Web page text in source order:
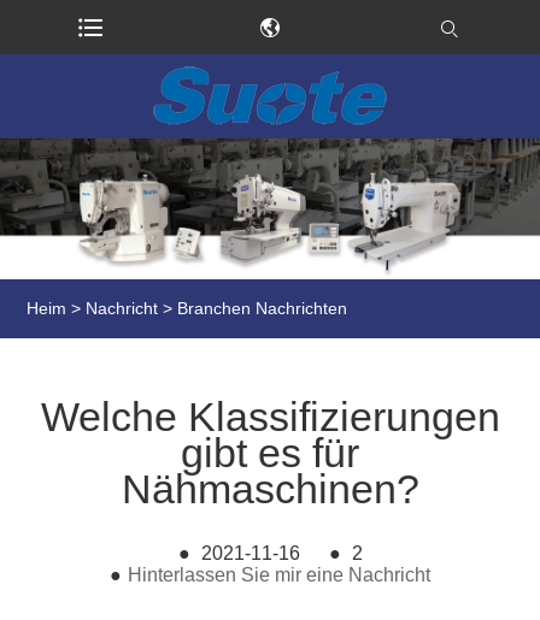
Heim > Nachricht > Branchen Nachrichten
Welche Klassifizierungen
gibt es für
Nähmaschinen?
● 2021-11-16 ●
2
● Hinterlassen Sie mir eine Nachricht